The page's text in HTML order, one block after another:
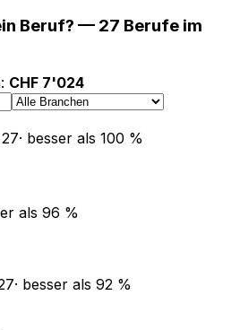
Beruf? — 27 Berufe im
: CHF 7'024
27· besser als 100 %
als 96 %
· besser als 92 %